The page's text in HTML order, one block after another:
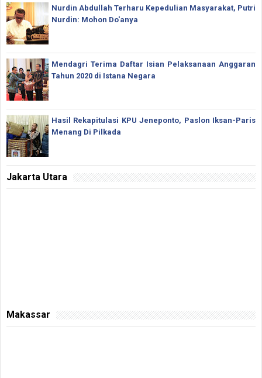
Nurdin Abdullah Terharu Kepedulian Masyarakat, Putri
Nurdin: Mohon Do'anya
Mendagri Terima Daftar Isian Pelaksanaan Anggaran
Tahun 2020 di Istana Negara
Hasil Rekapitulasi KPU Jeneponto, Paslon Iksan-Paris
Menang Di Pilkada
Jakarta Utara
Makassar